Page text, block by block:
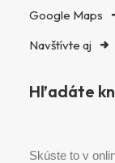
Google Maps
Navštívte aj
Hľadáte
Skúste to v